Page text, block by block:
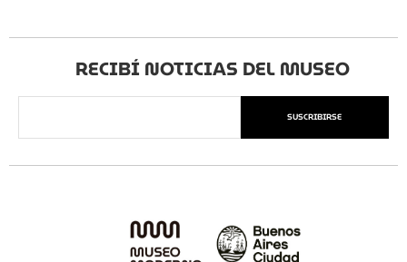
RECIBÍ NOTICIAS DEL MUSEO
SUSCRIBIRSE